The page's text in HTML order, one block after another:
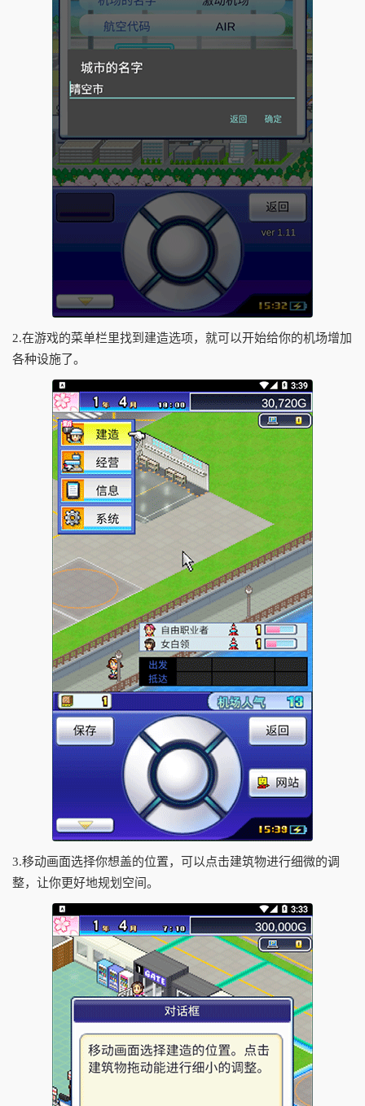
2.在游戏的菜单栏里找到建造选项，就可以开始给你的机场增加
各种设施了。
3.移动画面选择你想盖的位置，可以点击建筑物进行细微的调
整，让你更好地规划空间。